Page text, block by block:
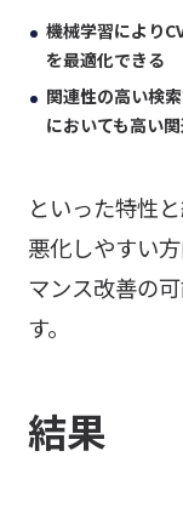
機械学習により
を最適化できる
関連性の高い検
においても高い
といった特性
悪化しやすい
マンス改善の
す。
結果